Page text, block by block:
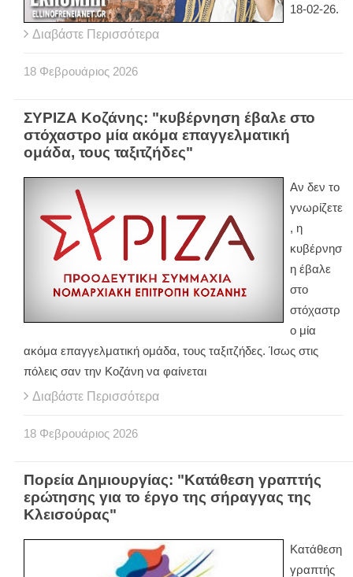
18-02-26.
Διαβάστε Περισσότερα
18 Φεβρουάριος 2026
ΣΥΡΙΖΑ Κοζάνης: "κυβέρνηση έβαλε στο
στόχαστρο μία ακόμα επαγγελματική
ομάδα, τους ταξιτζήδες"
Αν δεν το
γνωρίζετε
, η
κυβέρνησ
η έβαλε
στο
στόχαστρ
ο μία
ακόμα επαγγελματική ομάδα, τους ταξιτζήδες. Ίσως στις
πόλεις σαν την Κοζάνη να φαίνεται
Διαβάστε Περισσότερα
18 Φεβρουάριος 2026
Πορεία Δημιουργίας: "Κατάθεση γραπτής
ερώτησης για το έργο της σήραγγας της
Κλεισούρας"
Κατάθεση
γραπτής